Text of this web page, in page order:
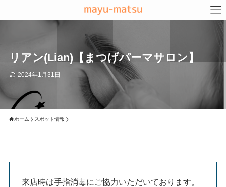
リアン(Lian)【まつげパーマサロン】
2024年1月31日
ホーム スポット情報
来店時は手指消毒にご協力いただいております。